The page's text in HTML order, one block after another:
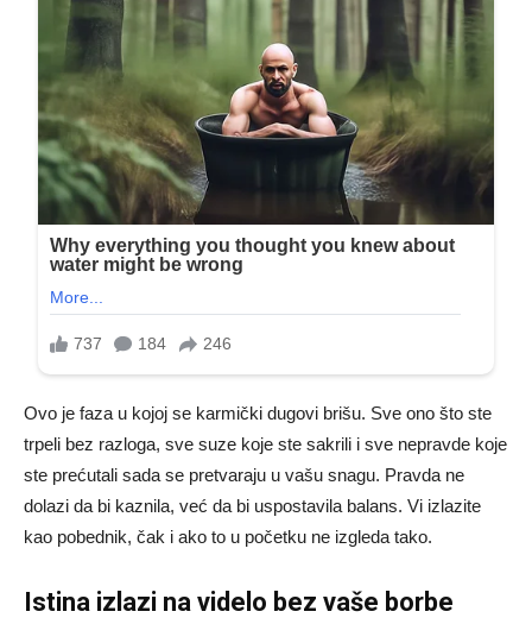
Ovo je faza u kojoj se karmički dugovi brišu. Sve ono što ste
trpeli bez razloga, sve suze koje ste sakrili i sve nepravde koje
ste prećutali sada se pretvaraju u vašu snagu. Pravda ne
dolazi da bi kaznila, već da bi uspostavila balans. Vi izlazite
kao pobednik, čak i ako to u početku ne izgleda tako.
Istina izlazi na videlo bez vaše borbe